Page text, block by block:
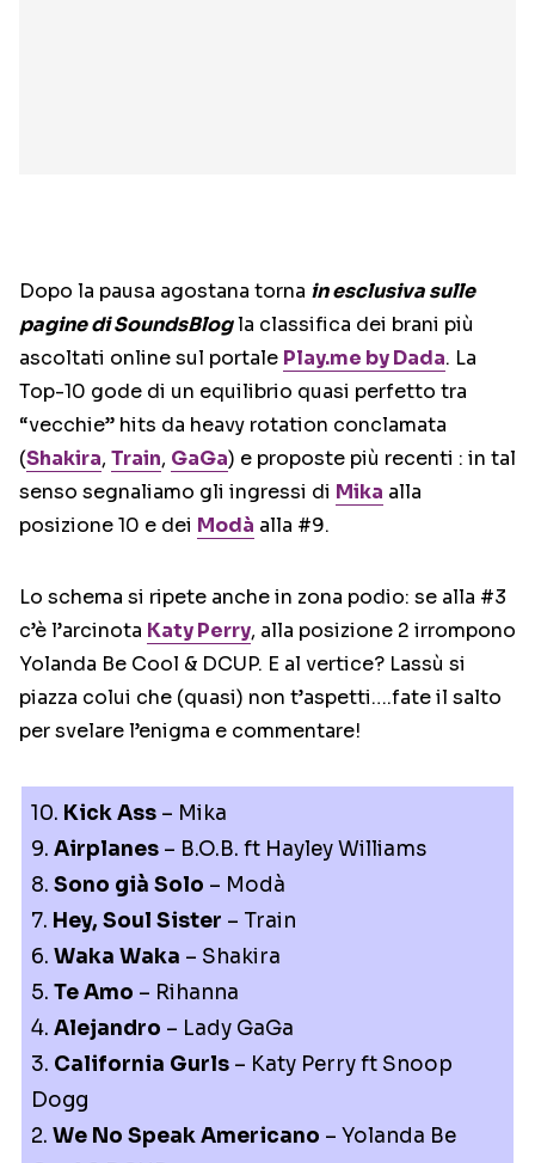
Dopo la pausa agostana torna in esclusiva sulle
pagine di SoundsBlogla classifica dei brani più
ascoltati online sul portale Play.me by Dada. La
Top-10 gode di un equilibrio quasi perfetto tra
“vecchie” hits da heavy rotation conclamata
(Shakira, Train, GaGa) e proposte più recenti : in tal
senso segnaliamo gli ingressi di Mika alla
posizione 10 e dei Modà alla #9.
Lo schema si ripete anche in zona podio: se alla #3
c’è l’arcinota Katy Perry, alla posizione 2 irrompono
Yolanda Be Cool & DCUP. E al vertice? Lassù si
piazza colui che (quasi) non t’aspetti….fate il salto
per svelare l’enigma e commentare!
10. Kick Ass – Mika
9. Airplanes – B.O.B. ft Hayley Williams
8. Sono già Solo – Modà
7. Hey, Soul Sister – Train
6. Waka Waka – Shakira
5. Te Amo – Rihanna
4. Alejandro – Lady GaGa
3. California Gurls – Katy Perry ft Snoop
Dogg
2. We No Speak Americano – Yolanda Be